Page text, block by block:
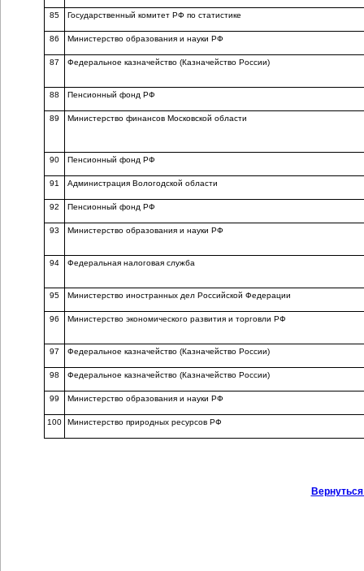
85 Государственный комитет РФ по статистике
86 Министерство образования и науки РФ
87 Федеральное казначейство (Казначейство России)
88 Пенсионный фонд РФ
89 Министерство финансов Московской области
90 Пенсионный фонд РФ
91 Администрация Вологодской области
92 Пенсионный фонд РФ
93 Министерство образования и науки РФ
94 Федеральная налоговая служба
95 Министерство иностранных дел Российской Федерации
96 Министерство экономического развития и торговли РФ
97 Федеральное казначейство (Казначейство России)
98 Федеральное казначейство (Казначейство России)
99 Министерство образования и науки РФ
100 Министерство природных ресурсов РФ